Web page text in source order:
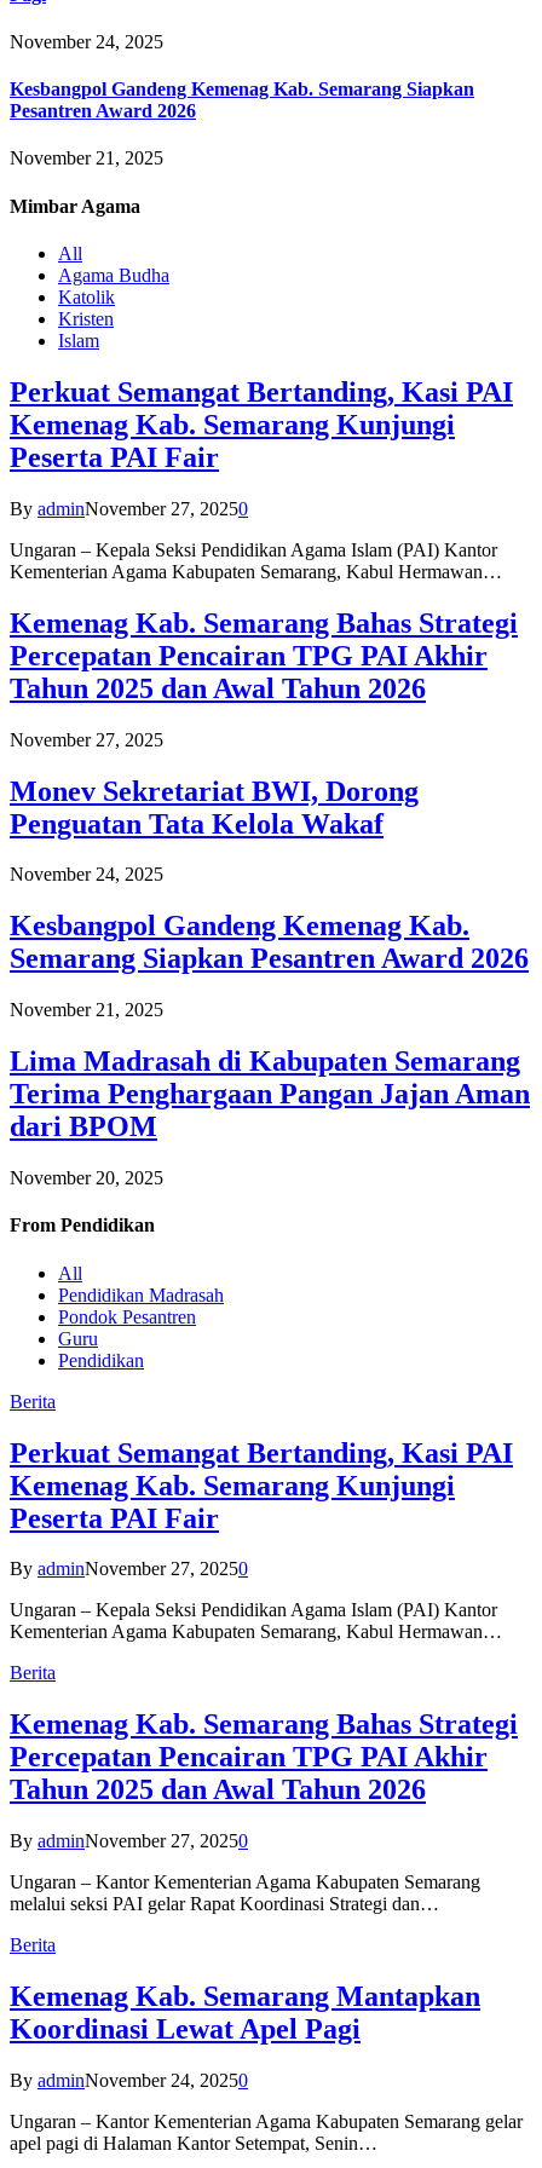
November 24, 2025
Kesbangpol Gandeng Kemenag Kab. Semarang Siapkan
Pesantren Award 2026
November 21, 2025
Mimbar Agama
All
Agama Budha
Katolik
Kristen
Islam
Perkuat Semangat Bertanding, Kasi PAI
Kemenag Kab. Semarang Kunjungi
Peserta PAI Fair
By adminNovember 27, 20250
Ungaran – Kepala Seksi Pendidikan Agama Islam (PAI) Kantor
Kementerian Agama Kabupaten Semarang, Kabul Hermawan…
Kemenag Kab. Semarang Bahas Strategi
Percepatan Pencairan TPG PAI Akhir
Tahun 2025 dan Awal Tahun 2026
November 27, 2025
Monev Sekretariat BWI, Dorong
Penguatan Tata Kelola Wakaf
November 24, 2025
Kesbangpol Gandeng Kemenag Kab.
Semarang Siapkan Pesantren Award 2026
November 21, 2025
Lima Madrasah di Kabupaten Semarang
Terima Penghargaan Pangan Jajan Aman
dari BPOM
November 20, 2025
From Pendidikan
All
Pendidikan Madrasah
Pondok Pesantren
Guru
Pendidikan
Berita
Perkuat Semangat Bertanding, Kasi PAI
Kemenag Kab. Semarang Kunjungi
Peserta PAI Fair
By adminNovember 27, 20250
Ungaran – Kepala Seksi Pendidikan Agama Islam (PAI) Kantor
Kementerian Agama Kabupaten Semarang, Kabul Hermawan…
Berita
Kemenag Kab. Semarang Bahas Strategi
Percepatan Pencairan TPG PAI Akhir
Tahun 2025 dan Awal Tahun 2026
By adminNovember 27, 20250
Ungaran – Kantor Kementerian Agama Kabupaten Semarang
melalui seksi PAI gelar Rapat Koordinasi Strategi dan…
Berita
Kemenag Kab. Semarang Mantapkan
Koordinasi Lewat Apel Pagi
By adminNovember 24, 20250
Ungaran – Kantor Kementerian Agama Kabupaten Semarang gelar
apel pagi di Halaman Kantor Setempat, Senin…